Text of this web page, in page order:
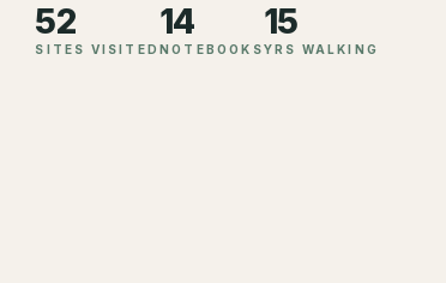
52
SITES VISITED
14
NOTEBOOKS
15
YRS WALKING